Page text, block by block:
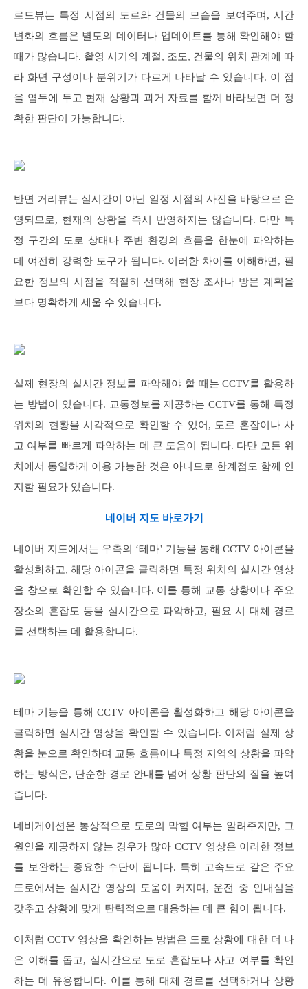
로드뷰는 특정 시점의 도로와 건물의 모습을 보여주며, 시간
변화의 흐름은 별도의 데이터나 업데이트를 통해 확인해야 할
때가 많습니다. 촬영 시기의 계절, 조도, 건물의 위치 관계에 따
라 화면 구성이나 분위기가 다르게 나타날 수 있습니다. 이 점
을 염두에 두고 현재 상황과 과거 자료를 함께 바라보면 더 정
확한 판단이 가능합니다.
반면 거리뷰는 실시간이 아닌 일정 시점의 사진을 바탕으로 운
영되므로, 현재의 상황을 즉시 반영하지는 않습니다. 다만 특
정 구간의 도로 상태나 주변 환경의 흐름을 한눈에 파악하는
데 여전히 강력한 도구가 됩니다. 이러한 차이를 이해하면, 필
요한 정보의 시점을 적절히 선택해 현장 조사나 방문 계획을
보다 명확하게 세울 수 있습니다.
실제 현장의 실시간 정보를 파악해야 할 때는 CCTV를 활용하
는 방법이 있습니다. 교통정보를 제공하는 CCTV를 통해 특정
위치의 현황을 시각적으로 확인할 수 있어, 도로 혼잡이나 사
고 여부를 빠르게 파악하는 데 큰 도움이 됩니다. 다만 모든 위
치에서 동일하게 이용 가능한 것은 아니므로 한계점도 함께 인
지할 필요가 있습니다.
네이버 지도 바로가기
네이버 지도에서는 우측의 ‘테마’ 기능을 통해 CCTV 아이콘을
활성화하고, 해당 아이콘을 클릭하면 특정 위치의 실시간 영상
을 창으로 확인할 수 있습니다. 이를 통해 교통 상황이나 주요
장소의 혼잡도 등을 실시간으로 파악하고, 필요 시 대체 경로
를 선택하는 데 활용합니다.
테마 기능을 통해 CCTV 아이콘을 활성화하고 해당 아이콘을
클릭하면 실시간 영상을 확인할 수 있습니다. 이처럼 실제 상
황을 눈으로 확인하며 교통 흐름이나 특정 지역의 상황을 파악
하는 방식은, 단순한 경로 안내를 넘어 상황 판단의 질을 높여
줍니다.
네비게이션은 통상적으로 도로의 막힘 여부는 알려주지만, 그
원인을 제공하지 않는 경우가 많아 CCTV 영상은 이러한 정보
를 보완하는 중요한 수단이 됩니다. 특히 고속도로 같은 주요
도로에서는 실시간 영상의 도움이 커지며, 운전 중 인내심을
갖추고 상황에 맞게 탄력적으로 대응하는 데 큰 힘이 됩니다.
이처럼 CCTV 영상을 확인하는 방법은 도로 상황에 대한 더 나
은 이해를 돕고, 실시간으로 도로 혼잡도나 사고 여부를 확인
하는 데 유용합니다. 이를 통해 대체 경로를 선택하거나 상황